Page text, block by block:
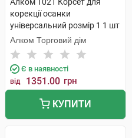
корекції осанки
універсальний розмір 1 1 шт
Алком Торговий дім
Є в наявності
від 1351.00 грн
КУПИТИ